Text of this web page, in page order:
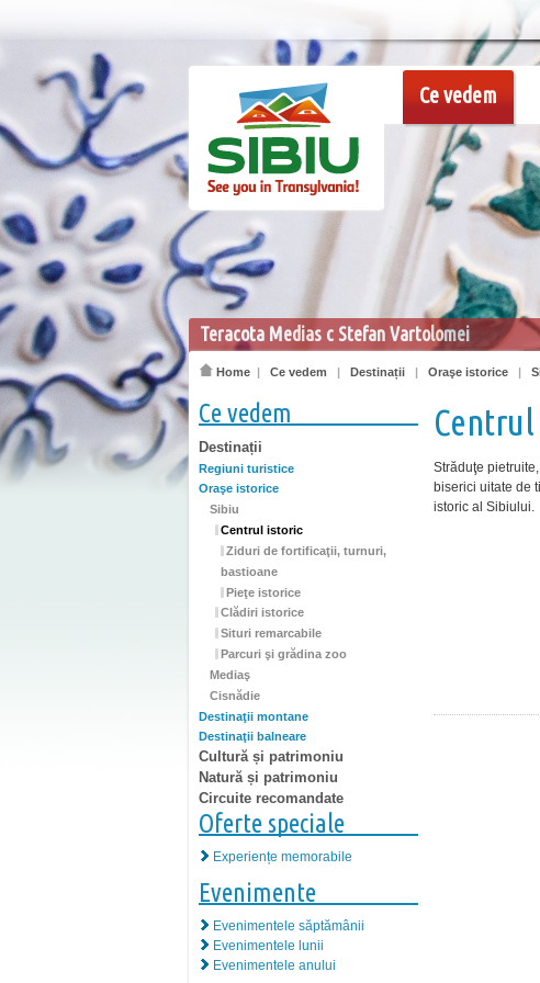
Ce vedem
Teracota Medias c Stefan Vartolomei
Home | Ce vedem | Destinații | Oraşe istorice |
Ce vedem
Destinații
Regiuni turistice
Oraşe istorice
Sibiu
Centrul istoric
Ziduri de fortificaţii, turnuri,
bastioane
Pieţe istorice
Clădiri istorice
Situri remarcabile
Parcuri şi grădina zoo
Mediaş
Cisnădie
Destinaţii montane
Destinaţii balneare
Cultură și patrimoniu
Natură și patrimoniu
Circuite recomandate
Oferte speciale
Experiențe memorabile
Evenimente
Evenimentele săptămânii
Evenimentele lunii
Evenimentele anului
Străduţe
biserici uitate de
istoric al Sibiului.